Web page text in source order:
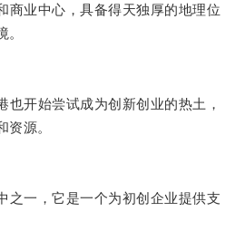
业中心，具备得天独厚的地理位
开始尝试成为创新创业的热土，
资源。
一，它是一个为初创企业提供支